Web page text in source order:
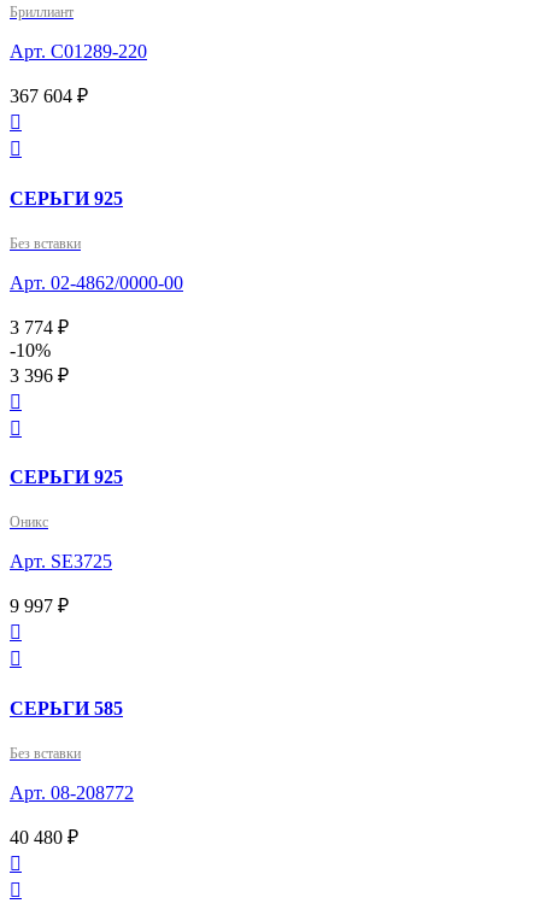
Бриллиант
Арт. С01289-220
367 604 ₽


СЕРЬГИ 925
Без вставки
Арт. 02-4862/0000-00
3 774 ₽
-10%
3 396 ₽


СЕРЬГИ 925
Оникс
Арт. SE3725
9 997 ₽


СЕРЬГИ 585
Без вставки
Арт. 08-208772
40 480 ₽

